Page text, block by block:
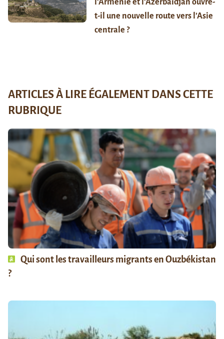
l’Arménie et l’Azerbaïdjan ouvre-
t-il une nouvelle route vers l’Asie
centrale ?
ARTICLES À LIRE ÉGALEMENT DANS CETTE
RUBRIQUE
Qui sont les travailleurs migrants en Ouzbékistan
?